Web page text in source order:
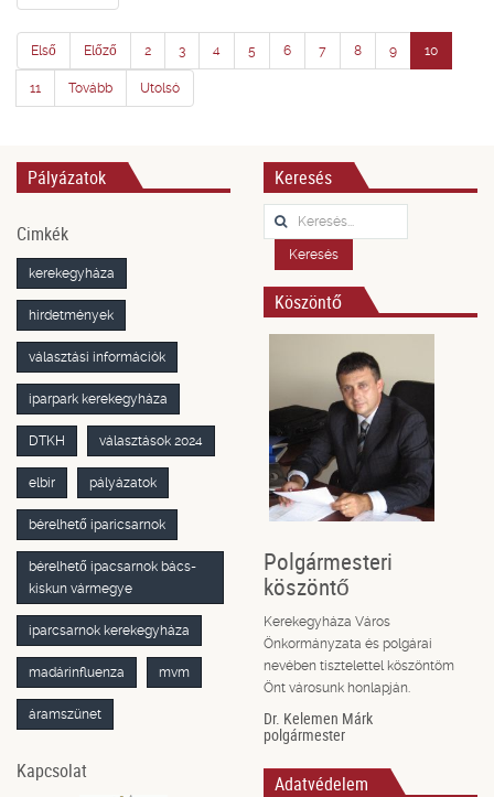
Első Előző 2 3 4 5 6 7 8 9 10
11 Tovább Utolsó
Pályázatok
Cimkék
kerekegyháza
hirdetmények
választási információk
iparpark kerekegyháza
DTKH választások 2024
elbir pályázatok
bérelhető iparicsarnok
bérelhető ipacsarnok bács-
kiskun vármegye
iparcsarnok kerekegyháza
madárinfluenza mvm
áramszünet
Kapcsolat
Keresés
Keresés...
Keresés
Köszöntő
Polgármesteri
köszöntő
Kerekegyháza Város
Önkormányzata és polgárai
nevében tisztelettel köszöntöm
Önt városunk honlapján.
Dr. Kelemen Márk
polgármester
Adatvédelem